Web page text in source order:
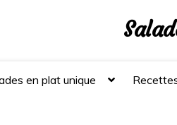
en plat unique